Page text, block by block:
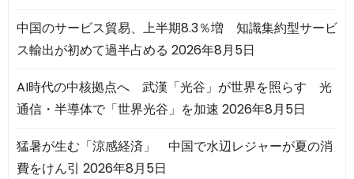
中国のサービス貿易、上半期8.3％増 知識集約型サービ
ス輸出が初めて過半占める 2026年8月5日
AI時代の中核拠点へ 武漢「光谷」が世界を照らす 光
通信・半導体で「世界光谷」を加速 2026年8月5日
猛暑が生む「涼感経済」 中国で水辺レジャーが夏の消
費をけん引 2026年8月5日